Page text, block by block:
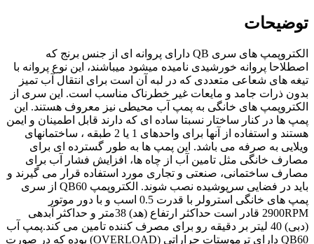
توضیحات
الکتروپمپ های سری QB دارای پروانه ای از جنس برنج که
اصطلاحا پروانه خورشیدی نامیده میشود میباشند، این نوع پروانه با
تیغه های شعاعی متعددی که در لبه آن است برای انتقال آب تمیز
بدون ذرات جامد و مایعات غیر خطرناک مناسب است. این سری از
الکتروپمپ های خانگی به پمپ آب محیطی نیز معروف هستند. این
پمپ ها در کنار ساختار نسبتا ساده ای که دارند قابل اطمینان و ایمن
هستند و استفاده از آنها برای واحدهای 1 یا 2 طبقه ، ساختمانهای
ویلایی به صرفه می باشد. این پمپ ها به طور گسترده ای برای
مصارف خانگی مثل تامین آب از چاه ها، افزایش فشار آب برای
مصارف ساختمانی، صنعتی و تجاری مورد استفاده قرار می گیرند و
باید در فضایی سرپوشیده نصب شوند. الکتروپمپ QB60 از سری
پمپ های خانگی استرولر با قدرت 0.5 اسب و با دور موتور
2900RPM قادر است حداکثر ارتفاع (هد) 38متر و حداکثر آبدهی
(دبی) 40 لیتر بر دقیقه رو برای مصرف کننده تامین می کند.پمپ آب
QB60 دارای ترموستات حراراتی (OVERLOAD) بوده که در صورت